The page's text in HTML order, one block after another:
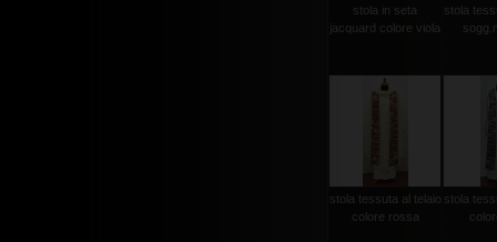
stola in seta
jacquard colore viola
stola
stola tessuta al telaio
colore rossa
stola